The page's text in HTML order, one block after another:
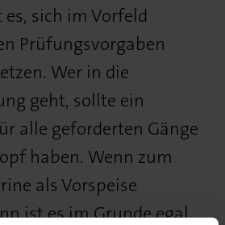
sich im Vorfeld
Prüfungsvorgaben
Wer in die
geht, sollte ein
alle geforderten Gänge
haben. Wenn zum
als Vorspeise
ist es im Grunde egal,